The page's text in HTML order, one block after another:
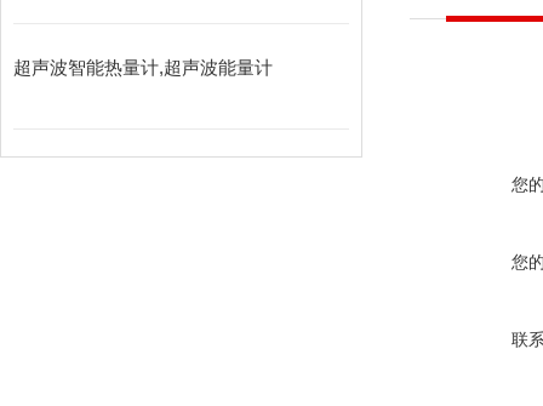
超声波智能热量计,超声波能量计
您
您
联